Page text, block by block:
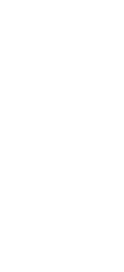
dụng khi hút ẩm mùa nồm giúp
sẽ